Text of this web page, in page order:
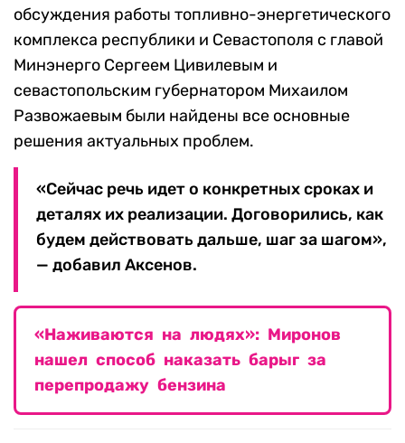
обсуждения работы топливно-энергетического
комплекса республики и Севастополя с главой
Минэнерго Сергеем Цивилевым и
севастопольским губернатором Михаилом
Развожаевым были найдены все основные
решения актуальных проблем.
«Сейчас речь идет о конкретных сроках и
деталях их реализации. Договорились, как
будем действовать дальше, шаг за шагом»,
— добавил Аксенов.
«Наживаются на людях»: Миронов
нашел способ наказать барыг за
перепродажу бензина